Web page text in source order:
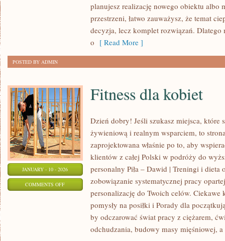
planujesz realizację nowego obiektu albo
przestrzeni, łatwo zauważysz, że temat
decyzja, lecz komplet rozwiązań.
o [ Read More ]
POSTED BY ADMIN
JANUARY - 10 - 2026
COMMENTS OFFON
Fitness dla kobiet
Dzień dobry! Jeśli szukasz miejsca, które
żywieniową i realnym wsparciem, to
zaprojektowana właśnie po to, aby
klientów z całej Polski w podróży do
personalny Piła – Dawid | Treningi i dieta
zobowiązanie systematycznej pracy
personalizację do Twoich celów.
pomysły na posiłki i Porady dla
by odczarować świat pracy z ciężarem,
odchudzania, budowy masy mięśniowej,